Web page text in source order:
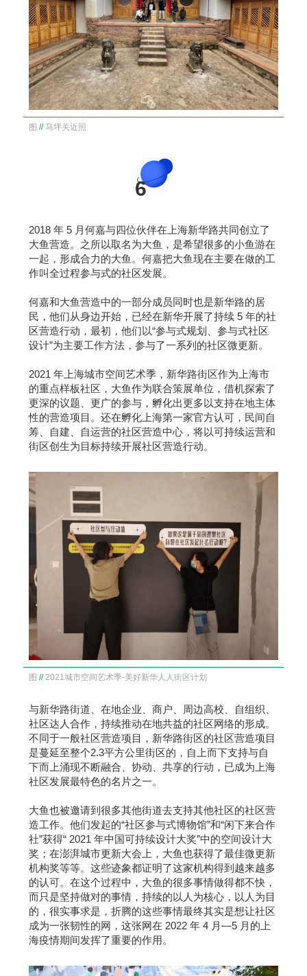
图 // 马坪关近照
6
2018 年 5 月何嘉与四位伙伴在上海新华路共同创立了
大鱼营造。之所以取名为大鱼，是希望很多的小鱼游在
一起，形成合力的大鱼。何嘉把大鱼现在主要在做的工
作叫全过程参与式的社区发展。
何嘉和大鱼营造中的一部分成员同时也是新华路的居
民，他们从身边开始，已经在新华开展了持续 5 年的社
区营造行动，最初，他们以“参与式规划、参与式社区
设计”为主要工作方法，参与了一系列的社区微更新。
2021 年上海城市空间艺术季，新华路街区作为上海市
的重点样板社区，大鱼作为联合策展单位，借机探索了
更深的议题、更广的参与，孵化出更多以支持在地主体
性的营造项目。还在孵化上海第一家官方认可，民间自
筹、自建、自运营的社区营造中心，将以可持续运营和
街区创生为目标持续开展社区营造行动。
图 // 2021城市空间艺术季-美好新华人人街区计划
与新华路街道、在地企业、商户、周边高校、自组织、
社区达人合作，持续推动在地共益的社区网络的形成。
不同于一般社区营造项目，新华路街区的社区营造项目
是蔓延至整个2.3平方公里街区的，自上而下支持与自
下而上涌现不断融合、协动、共享的行动，已成为上海
社区发展最特色的名片之一。
大鱼也被邀请到很多其他街道去支持其他社区的社区营
造工作。他们发起的“社区参与式博物馆”和“闲下来合作
社”获得“ 2021 年中国可持续设计大奖”中的空间设计大
奖；在澎湃城市更新大会上，大鱼也获得了最佳微更新
机构奖等等。这些迹象都证明了这家机构得到越来越多
的认可。在这个过程中，大鱼的很多事情做得都不快，
而只是坚持做对的事情，持续的以人为核心，以人为目
的，很实事求是，折腾的这些事情最终其实是想让社区
成为一张韧性的网，这张网在 2022 年 4 月—5 月的上
海疫情期间发挥了重要的作用。